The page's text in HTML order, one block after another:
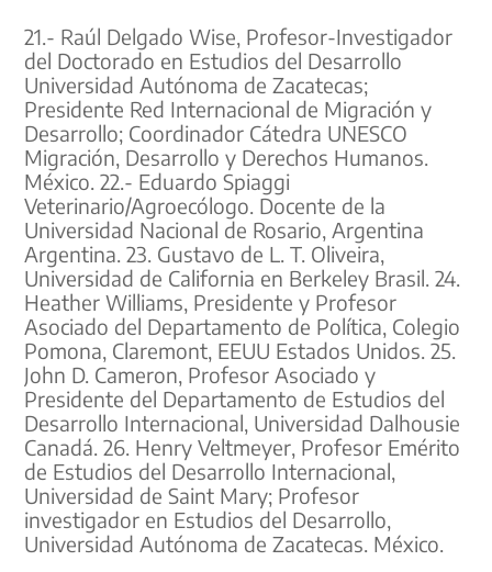
21.- Raúl Delgado Wise, Profesor-Investigador
del Doctorado en Estudios del Desarrollo
Universidad Autónoma de Zacatecas;
Presidente Red Internacional de Migración y
Desarrollo; Coordinador Cátedra UNESCO
Migración, Desarrollo y Derechos Humanos.
México. 22.- Eduardo Spiaggi
Veterinario/Agroecólogo. Docente de la
Universidad Nacional de Rosario, Argentina
Argentina. 23. Gustavo de L. T. Oliveira,
Universidad de California en Berkeley Brasil. 24.
Heather Williams, Presidente y Profesor
Asociado del Departamento de Política, Colegio
Pomona, Claremont, EEUU Estados Unidos. 25.
John D. Cameron, Profesor Asociado y
Presidente del Departamento de Estudios del
Desarrollo Internacional, Universidad Dalhousie
Canadá. 26. Henry Veltmeyer, Profesor Emérito
de Estudios del Desarrollo Internacional,
Universidad de Saint Mary; Profesor
investigador en Estudios del Desarrollo,
Universidad Autónoma de Zacatecas. México.